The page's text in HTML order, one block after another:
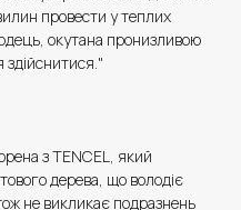
провести у теплих
окутана пронизливою
з TENCEL, який
дерева, що володіє
не викликає подразнень